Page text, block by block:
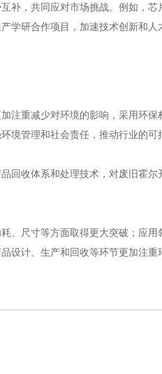
补，共同应对市场挑战。例如，
学研合作项目，加速技术创新和人
重减少对环境的影响，采用环
境管理和社会责任，推动行业的可
回收体系和处理技术，对废旧霍
尺寸等方面取得更大突破；应用
设计、生产和回收等环节更加注